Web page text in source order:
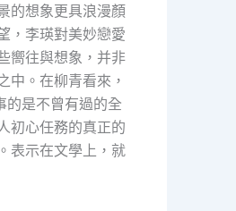
的想象更具浪漫顏
，李瑛對美妙戀愛
嚮往與想象，并非
中。在柳青看來，
的是不曾有過的全
初心任務的真正的
表示在文學上，就